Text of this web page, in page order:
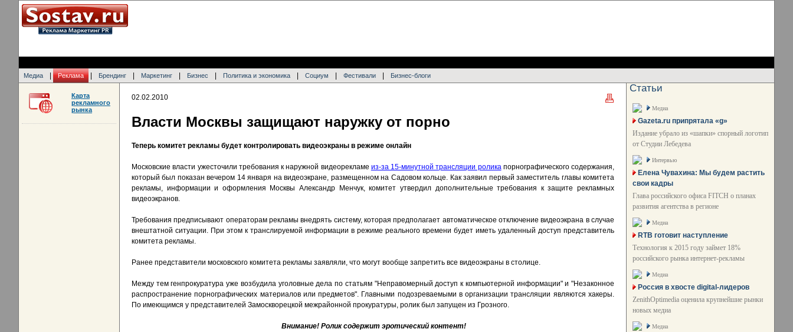
Медиа Реклама Брендинг Маркетинг Бизнес Политика и экономика Социум Фестивали Бизнес-блоги
02.02.2010
Власти Москвы защищают наружку от порно
Теперь комитет рекламы будет контролировать видеоэкраны в режиме онлайн
Московские власти ужесточили требования к наружной видеорекламе из-за 15-минутной трансляции роликапорнографического содержания,
который был показан вечером 14 января на видеоэкране, размещенном на Садовом кольце. Как заявил первый заместитель главы комитета
рекламы, информации и оформления Москвы Александр Менчук, комитет утвердил дополнительные требования к защите рекламных
видеоэкранов.
Требования предписывают операторам рекламы внедрять систему, которая предполагает автоматическое отключение видеоэкрана в случае
внештатной ситуации. При этом к транслируемой информации в режиме реального времени будет иметь удаленный доступ представитель
комитета рекламы.
Ранее представители московского комитета рекламы заявляли, что могут вообще запретить все видеоэкраны в столице.
Между тем генпрокуратура уже возбудила уголовные дела по статьям "Неправомерный доступ к компьютерной информации" и "Незаконное
распространение порнографических материалов или предметов". Главными подозреваемыми в организации трансляции являются хакеры.
По имеющимся у представителей Замоскворецкой межрайонной прокуратуры, ролик был запущен из Грозного.
Внимание! Ролик содержит эротический контент!
Карта
рекламного
рынка
Статьи
Медиа
Gazeta.ru припрятала «g»
Издание убрало из «шапки» спорный логотип
от Студии Лебедева
Интервью
Елена Чувахина: Мы будем растить
свои кадры
Глава российского офиса FITCH о планах
развития агентства в регионе
Медиа
RTB готовит наступление
Технология к 2015 году займет 18%
российского рынка интернет-рекламы
Медиа
Россия в хвосте digital-лидеров
ZenithOptimedia оценила крупнейшие рынки
новых медиа
Медиа